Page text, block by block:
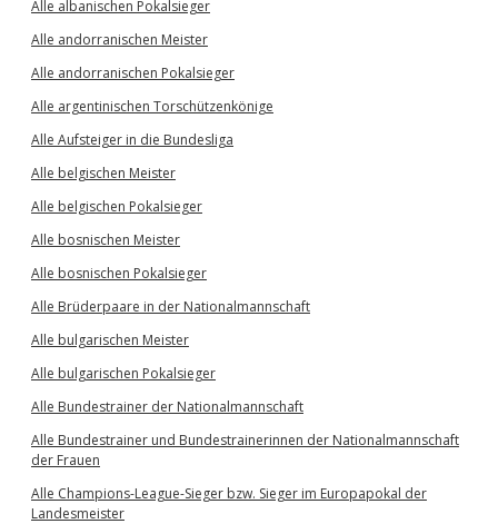
Alle albanischen Pokalsieger
Alle andorranischen Meister
Alle andorranischen Pokalsieger
Alle argentinischen Torschützenkönige
Alle Aufsteiger in die Bundesliga
Alle belgischen Meister
Alle belgischen Pokalsieger
Alle bosnischen Meister
Alle bosnischen Pokalsieger
Alle Brüderpaare in der Nationalmannschaft
Alle bulgarischen Meister
Alle bulgarischen Pokalsieger
Alle Bundestrainer der Nationalmannschaft
Alle Bundestrainer und Bundestrainerinnen der Nationalmannschaft
der Frauen
Alle Champions-League-Sieger bzw. Sieger im Europapokal der
Landesmeister